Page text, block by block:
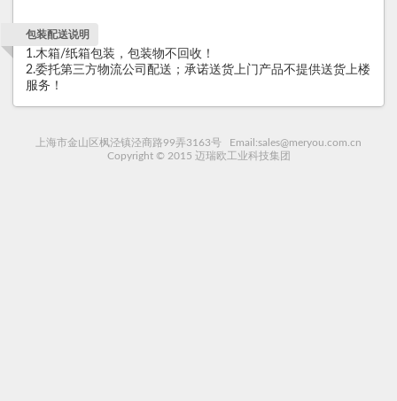
包装配送说明
1.木箱/纸箱包装，包装物不回收！
2.委托第三方物流公司配送；承诺送货上门产品不提供送货上楼
服务！
上海市金山区枫泾镇泾商路99弄3163号 Email:sales@meryou.com.cn
Copyright © 2015 迈瑞欧工业科技集团